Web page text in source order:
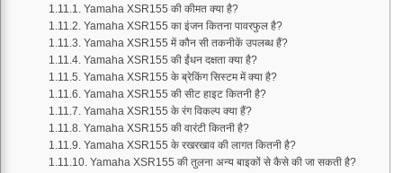
Yamaha XSR155 की कीमत क्या है?
Yamaha XSR155 का इंजन कितना पावरफुल है?
Yamaha XSR155 में कौन सी तकनीकें उपलब्ध हैं?
Yamaha XSR155 की ईंधन दक्षता क्या है?
Yamaha XSR155 के ब्रेकिंग सिस्टम में क्या है?
Yamaha XSR155 की सीट हाइट कितनी है?
Yamaha XSR155 के रंग विकल्प क्या हैं?
Yamaha XSR155 की वारंटी कितनी है?
Yamaha XSR155 के रखरखाव की लागत कितनी है?
Yamaha XSR155 की तुलना अन्य बाइकों से कैसे की जा सकती है?